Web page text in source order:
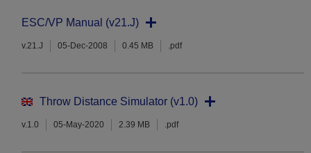
ESC/VP Manual (v21.J)
v.21.J 05-Dec-2008 0.45 MB .pdf
Throw Distance Simulator (v1.0)
v.1.0 05-May-2020 2.39 MB .pdf